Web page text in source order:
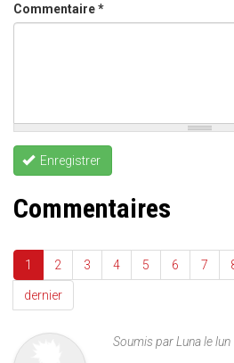
Commentaire*
Enregistrer
Commentaires
1 2 3 4 5 6 7
dernier
Soumis parLunale